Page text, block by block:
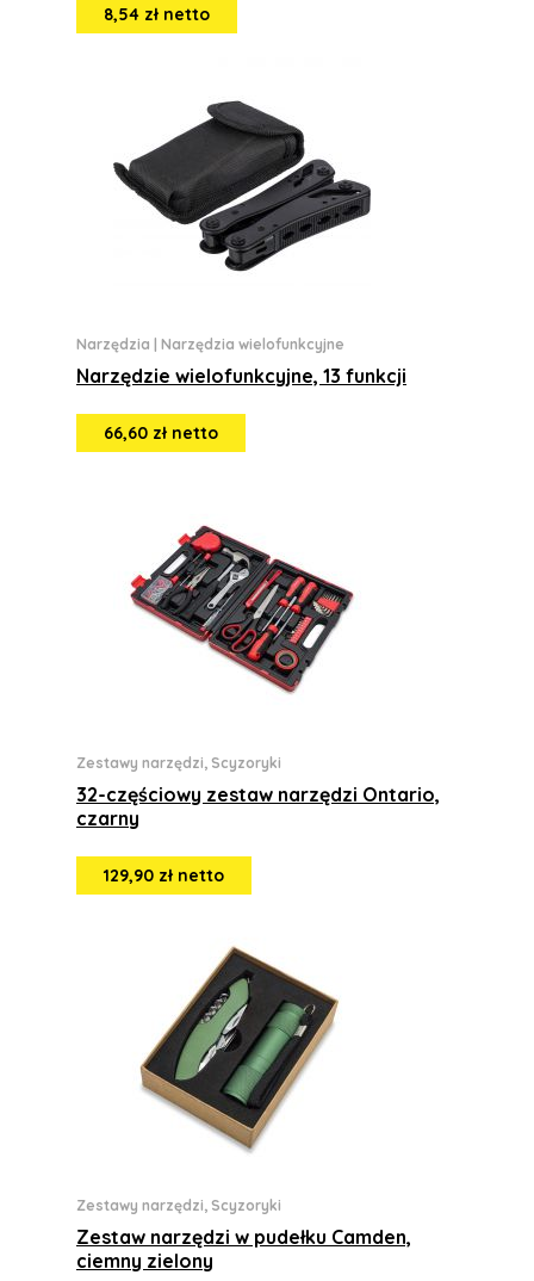
8,54 zł netto
Narzędzia Narzędzia wielofunkcyjne
Narzędzie wielofunkcyjne, 13 funkcji
66,60 zł netto
Zestawy narzędzi, Scyzoryki
32-częściowy zestaw narzędzi Ontario,
czarny
129,90 zł netto
Zestawy narzędzi, Scyzoryki
Zestaw narzędzi w pudełku Camden,
ciemny zielony